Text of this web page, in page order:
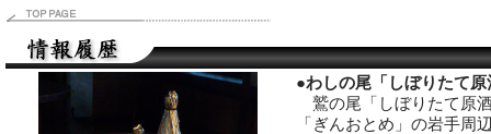
●わしの尾「しぼりたて
鷲の尾「しぼりたて原
「ぎんおとめ」の岩手周